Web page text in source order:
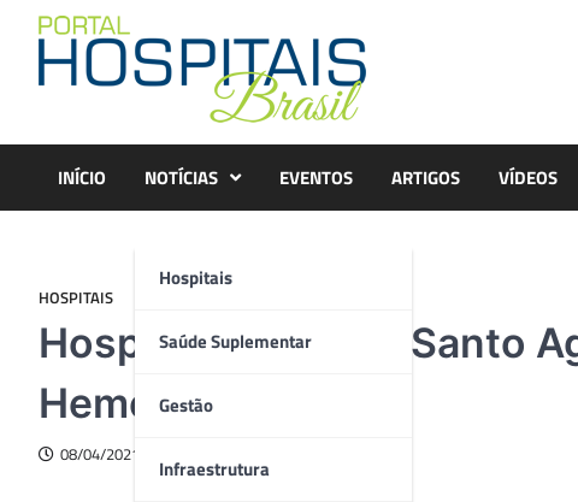
content
INÍCIO NOTÍCIAS
Hospitais
Saúde Suplementar
Gestão
Infraestrutura
EVENTOS ARTIGOS VÍDEOS
HOSPITAIS
Hospital Mater Dei Santo
Hemodinâmica
08/04/2021